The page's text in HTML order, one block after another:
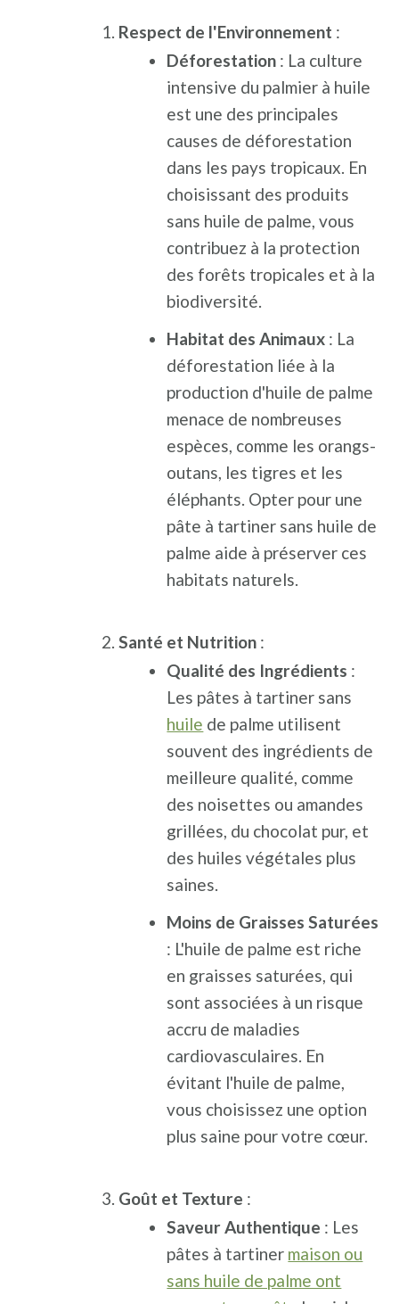
Respect de l'Environnement :
Déforestation : La culture
intensive du palmier à huile
est une des principales
causes de déforestation
dans les pays tropicaux. En
choisissant des produits
sans huile de palme, vous
contribuez à la protection
des forêts tropicales et à la
biodiversité.
Habitat des Animaux : La
déforestation liée à la
production d'huile de palme
menace de nombreuses
espèces, comme les orangs-
outans, les tigres et les
éléphants. Opter pour une
pâte à tartiner sans huile de
palme aide à préserver ces
habitats naturels.
Santé et Nutrition :
Qualité des Ingrédients :
Les pâtes à tartiner sans
huile de palme utilisent
souvent des ingrédients de
meilleure qualité, comme
des noisettes ou amandes
grillées, du chocolat pur, et
des huiles végétales plus
saines.
Moins de Graisses Saturées
: L'huile de palme est riche
en graisses saturées, qui
sont associées à un risque
accru de maladies
cardiovasculaires. En
évitant l'huile de palme,
vous choisissez une option
plus saine pour votre cœur.
Goût et Texture :
Saveur Authentique : Les
pâtes à tartiner maison ou
sans huile de palme ont